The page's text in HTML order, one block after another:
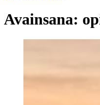
Avainsana: